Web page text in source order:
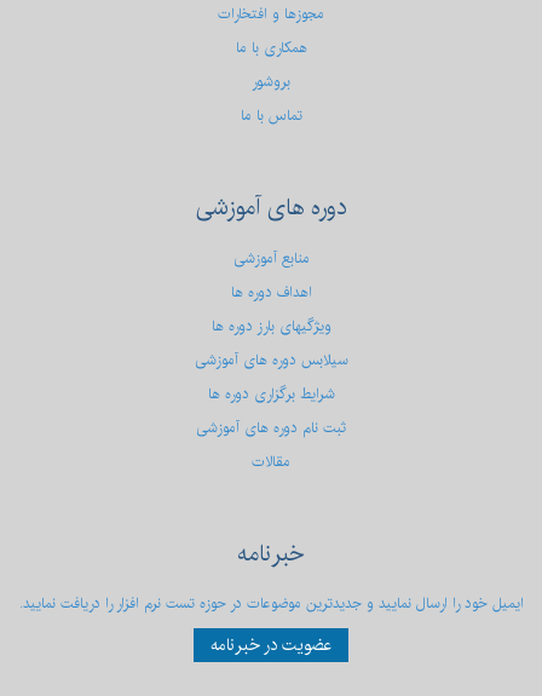
مجوزها و افتخارات
همکاری با ما
بروشور
تماس با ما
دورههای آموزشی
منابع آموزشی
اهداف دوره ها
ویژگیهای بارز دوره ها
سیلابس دوره های آموزشی
شرایط برگزاری دوره ها
ثبت نام دوره های آموزشی
مقالات
خبرنامه
ایمیل خود را ارسال نمایید و جدیدترین موضوعات در حوزه تست نرم افزار را دریافت نمایید.
عضویت در خبرنامه